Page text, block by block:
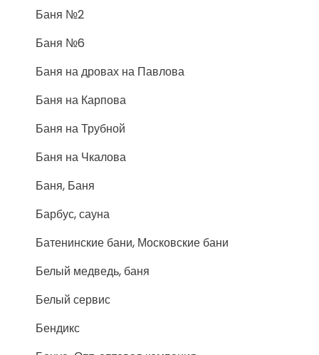
Баня №2
Баня №6
Баня на дровах на Павлова
Баня на Карпова
Баня на Трубной
Баня на Чкалова
Баня, Баня
Барбус, сауна
Батенинские бани, Московские бани
Белый медведь, баня
Белый сервис
Бендикс